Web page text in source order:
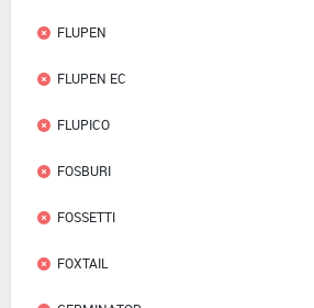
FLUPEN
FLUPEN EC
FLUPICO
FOSBURI
FOSSETTI
FOXTAIL